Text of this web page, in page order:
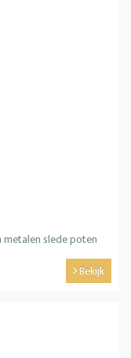
slede poten
Bekijk